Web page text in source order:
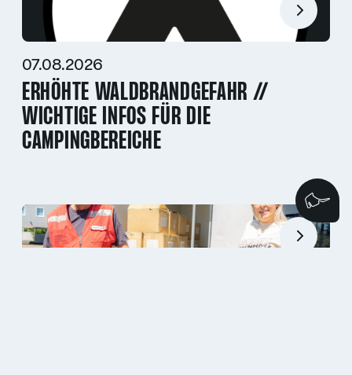
07.08.2026
ERHÖHTE WALDBRANDGEFAHR //
WICHTIGE INFOS FÜR DIE
CAMPINGBEREICHE